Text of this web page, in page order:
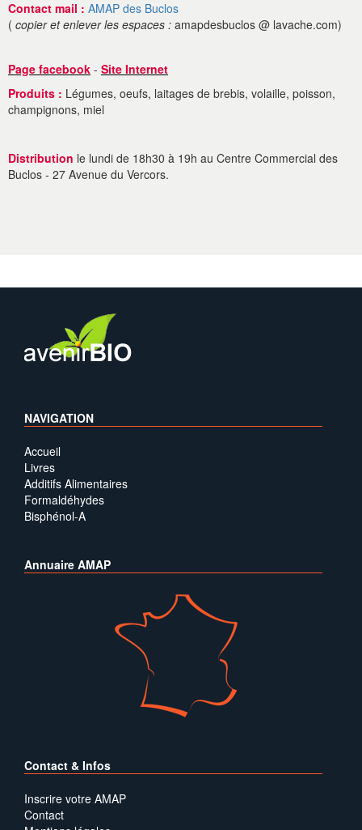
Contact mail : AMAP des Buclos
( copier et enlever les espaces : amapdesbuclos @ lavache.com)
Page facebook - Site Internet
Produits : Légumes, oeufs, laitages de brebis, volaille, poisson,
champignons, miel
Distribution le lundi de 18h30 à 19h au Centre Commercial des
Buclos - 27 Avenue du Vercors.
NAVIGATION
Accueil
Livres
Additifs Alimentaires
Formaldéhydes
Bisphénol-A
Annuaire AMAP
Contact & Infos
Inscrire votre AMAP
Contact